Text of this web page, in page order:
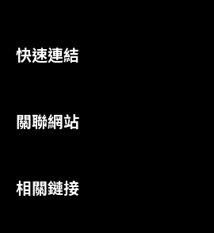
快速連結
關聯網站
相關鏈接